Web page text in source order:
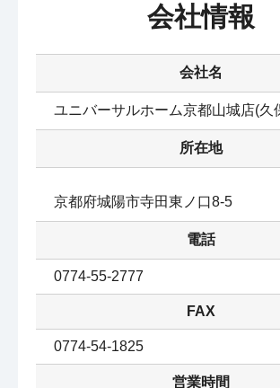
会社情報
会社名
ユニバーサルホーム京都山城店(久
所在地
京都府城陽市寺田東ノ口8-5
電話
0774-55-2777
FAX
0774-54-1825
営業時間